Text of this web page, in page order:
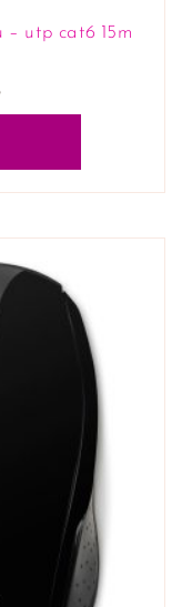
utp cat6 15m